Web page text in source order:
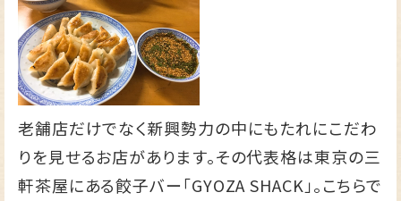
老舗店だけでなく新興勢力の中にもたれにこだわ
りを見せるお店があります。その代表格は東京の三
軒茶屋にある餃子バー「GYOZA SHACK」。こちらで